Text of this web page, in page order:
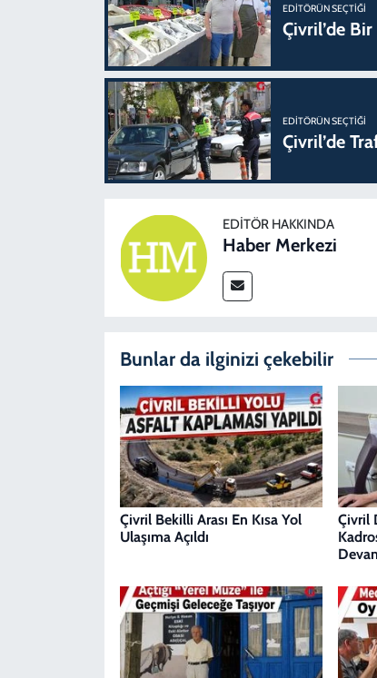
EDITÖRÜN SEÇTIĞI
Çivril’de
EDITÖRÜN SEÇTIĞI
Çivril’de
EDITÖR HAKKINDA
Haber Merkezi
Bunlar da ilginizi çekebilir
Çivril Bekilli Arası En Kısa Yol
Ulaşıma Açıldı
Çivril